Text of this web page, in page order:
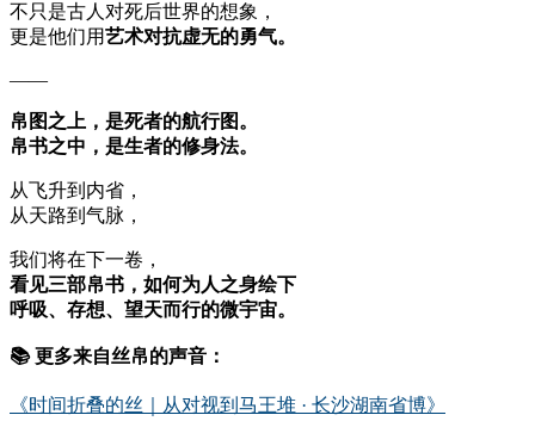
不只是古人对死后世界的想象，
更是他们用艺术对抗虚无的勇气。
——
帛图之上，是死者的航行图。
帛书之中，是生者的修身法。
从飞升到内省，
从天路到气脉，
我们将在下一卷，
看见三部帛书，如何为人之身绘下
呼吸、存想、望天而行的微宇宙。
📚 更多来自丝帛的声音：
《时间折叠的丝｜从对视到马王堆 · 长沙湖南省博》